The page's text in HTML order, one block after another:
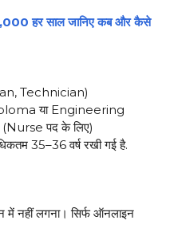
हर साल जानिए कब और कैसे
Technician)
या Engineering
पद के लिए)
35–36 वर्ष रखी गई है.
में नहीं लगना। सिर्फ ऑनलाइन